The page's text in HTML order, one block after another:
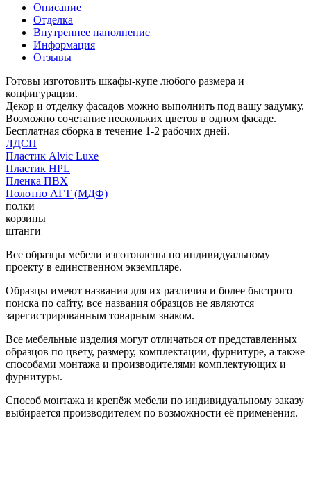
Описание
Отделка
Внутреннее наполнение
Информация
Отзывы
Готовы изготовить шкафы-купе любого размера и
конфигурации.
Декор и отделку фасадов можно выполнить под вашу задумку.
Возможно сочетание нескольких цветов в одном фасаде.
Бесплатная сборка в течение 1-2 рабочих дней.
ЛДСП
Пластик Alvic Luxe
Пластик HPL
Пленка ПВХ
Полотно АГТ (МДФ)
полки
корзины
штанги
Все образцы мебели изготовлены по индивидуальному
проекту в единственном экземпляре.
Образцы имеют названия для их различия и более быстрого
поиска по сайту, все названия образцов не являются
зарегистрированным товарным знаком.
Все мебельные изделия могут отличаться от представленных
образцов по цвету, размеру, комплектации, фурнитуре, а также
способами монтажа и производителями комплектующих и
фурнитуры.
Способ монтажа и крепёж мебели по индивидуальному заказу
выбирается производителем по возможности её применения.